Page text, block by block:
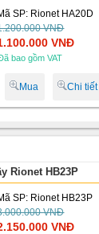
SP: Rionet HA20D
VNĐ
VNĐ
bao gồm VAT
Mua Chi tiết
Rionet HB23P
SP: Rionet HB23P
VNĐ
VNĐ